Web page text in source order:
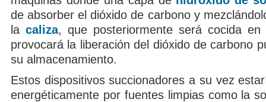
de absorber el dióxido de carbono y
la caliza, que posteriormente será cocida
provocará la liberación del dióxido de carbono
su almacenamiento.
Estos dispositivos succionadores a su vez
energéticamente por fuentes limpias como la